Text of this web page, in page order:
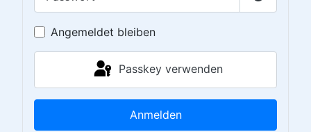
Passwort
Angemeldet bleiben
Passkey verwenden
Anmelden